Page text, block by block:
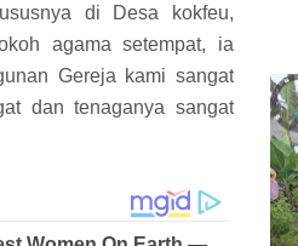
di Desa kokfeu,
agama setempat, ia
Gereja kami sangat
dan tenaganya sangat